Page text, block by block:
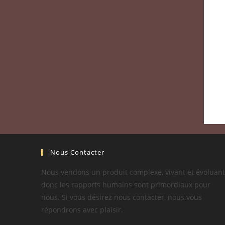
Nous Contacter
Nous vendons un produit complexe, vivant et
donc les rapports humains sont primordiaux pour
nous. Si vous désirez nous contacter, nous vous
répondrons avec plaisir.